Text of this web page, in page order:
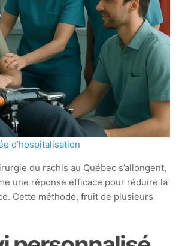
d’hospitalisation
du rachis au Québec s’allongent,
une réponse efficace pour réduire la
Cette méthode, fruit de plusieurs